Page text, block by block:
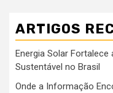
ARTIGOS
Energia Solar
Sustentável no Brasil
Onde a Informação